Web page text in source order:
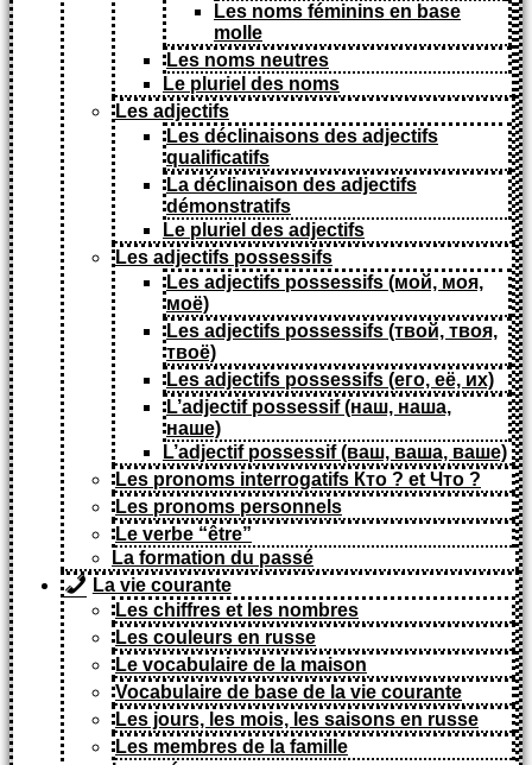
Les noms féminins en base
molle
Les noms neutres
Le pluriel des noms
Les adjectifs
Les déclinaisons des adjectifs
qualificatifs
La déclinaison des adjectifs
démonstratifs
Le pluriel des adjectifs
Les adjectifs possessifs
Les adjectifs possessifs (мой, моя,
моё)
Les adjectifs possessifs (твой, твоя,
твоё)
Les adjectifs possessifs (его, её, их)
L’adjectif possessif (наш, наша,
наше)
L’adjectif possessif (ваш, ваша, ваше)
Les pronoms interrogatifs Кто ? et Что ?
Les pronoms personnels
Le verbe “être”
La formation du passé
La vie courante
Les chiffres et les nombres
Les couleurs en russe
Le vocabulaire de la maison
Vocabulaire de base de la vie courante
Les jours, les mois, les saisons en russe
Les membres de la famille